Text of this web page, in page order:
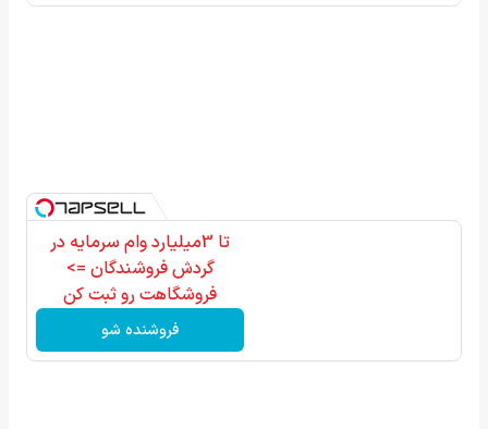
تا 3میلیارد وام سرمایه در
گردش فروشندگان =>
فروشگاهت رو ثبت کن
فروشنده شو